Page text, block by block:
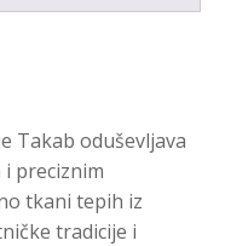
Takab oduševljava
preciznim
tkani tepih iz
tradicije i